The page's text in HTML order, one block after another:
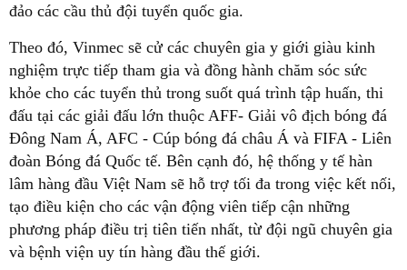
đảo các cầu thủ đội tuyển quốc gia.
Theo đó, Vinmec sẽ cử các chuyên gia y giới giàu kinh
nghiệm trực tiếp tham gia và đồng hành chăm sóc sức
khỏe cho các tuyển thủ trong suốt quá trình tập huấn, thi
đấu tại các giải đấu lớn thuộc AFF- Giải vô địch bóng đá
Đông Nam Á, AFC - Cúp bóng đá châu Á và FIFA - Liên
đoàn Bóng đá Quốc tế. Bên cạnh đó, hệ thống y tế hàn
lâm hàng đầu Việt Nam sẽ hỗ trợ tối đa trong việc kết nối,
tạo điều kiện cho các vận động viên tiếp cận những
phương pháp điều trị tiên tiến nhất, từ đội ngũ chuyên gia
và bệnh viện uy tín hàng đầu thế giới.